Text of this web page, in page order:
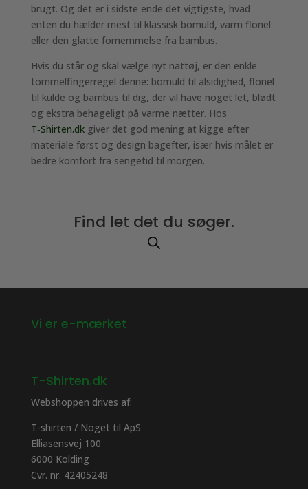
brugt. Og det er i sidste ende det vigtigste, hvad
enten du hælder mest til klassisk bomuld, varm flonel
eller den glatte fornemmelse fra bambus.
Hvis du står og skal vælge nyt nattøj, er den enkle
tommelfingerregel denne: bomuld til alsidighed, flonel
til kulde og bambus til dig, der vil have noget let, blødt
og ekstra behageligt på varme nætter. Hos
T‑Shirten.dkgiver det god mening at kigge efter
materiale først og design bagefter, især hvis målet er
bedre komfort fra sengetid til morgen.
Find let det du søger.
Vi er e-mærket
T-Shirten.dk
Webshoppen drives af:
T-shirten / Noget til ApS
Elliasensvej 100
6000 Kolding
Cvr. nr. 42405248